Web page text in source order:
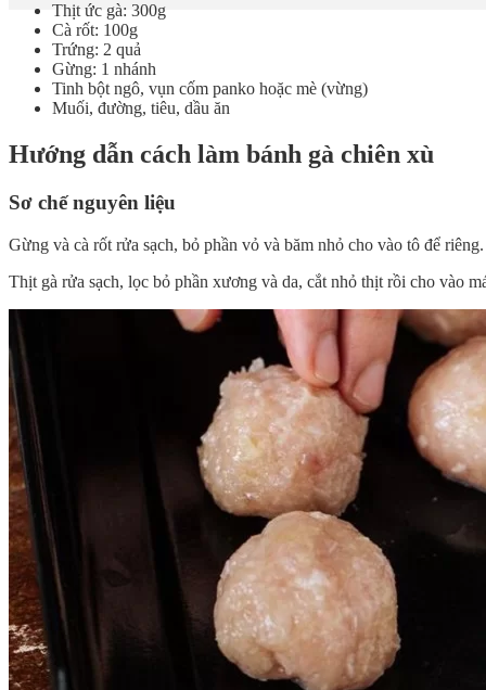
Thịt ức gà: 300g
Cà rốt: 100g
Trứng: 2 quả
Gừng: 1 nhánh
Tinh bột ngô, vụn cốm panko hoặc mè (vừng)
Muối, đường, tiêu, dầu ăn
Hướng dẫn cách làm bánh gà chiên xù
Sơ chế nguyên liệu
Gừng và cà rốt rửa sạch, bỏ phần vỏ và băm nhỏ cho vào tô để riêng.
Thịt gà rửa sạch, lọc bỏ phần xương và da, cắt nhỏ thịt rồi cho vào